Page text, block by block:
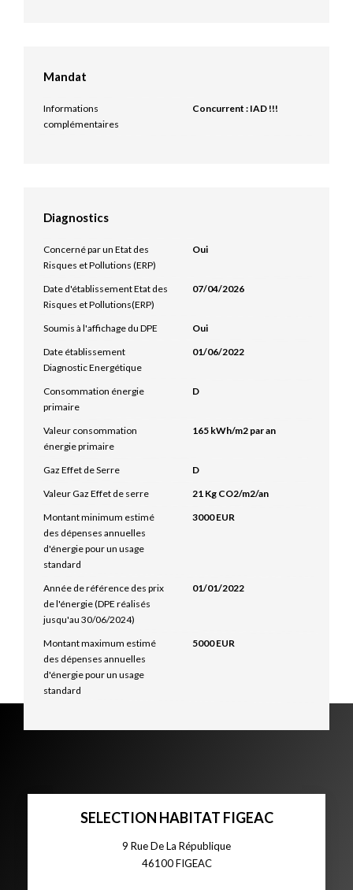
Mandat
Informations
complémentaires
Concurrent : IAD !!!
Diagnostics
Concerné par un Etat des
Risques et Pollutions (ERP)
Oui
Date d'établissement Etat des
Risques et Pollutions(ERP)
07/04/2026
Soumis à l'affichage du DPE
Oui
Date établissement
Diagnostic Energétique
01/06/2022
Consommation énergie
primaire
D
Valeur consommation
énergie primaire
165 kWh/m2 par an
Gaz Effet de Serre
D
Valeur Gaz Effet de serre
21 Kg CO2/m2/an
Montant minimum estimé
des dépenses annuelles
d'énergie pour un usage
standard
3000 EUR
Année de référence des prix
de l'énergie (DPE réalisés
jusqu'au 30/06/2024)
01/01/2022
Montant maximum estimé
des dépenses annuelles
d'énergie pour un usage
standard
5000 EUR
SELECTION HABITAT FIGEAC
9 Rue De La République
46100FIGEAC